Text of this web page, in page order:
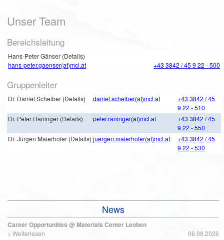
Unser Team
Bereichsleitung
Hans-Peter Gänser (Details)
hans-peter.gaenser(at)mcl.at
+43 3842 / 45 9 22 - 500
Gruppenleiter
Dr. Daniel Scheiber (Details) daniel.scheiber(at)mcl.at
+43 3842 / 45
9 22 - 510
Dr. Peter Raninger (Details)
peter.raninger(at)mcl.at
+43 3842 / 45
9 22 - 550
Dr. Jürgen Maierhofer (Details) juergen.maierhofer(at)mcl.at
+43 3842 / 45
9 22 - 530
News
Career Opportunities @ Materials Center Leoben
> Weiterlesen 06.08.2026